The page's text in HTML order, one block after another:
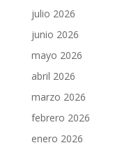
julio 2026
junio 2026
mayo 2026
abril 2026
marzo 2026
febrero 2026
enero 2026